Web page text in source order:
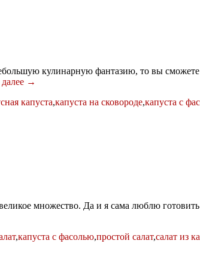
кулинарную фантазию, то вы
далее →
капуста,капуста на сковороде,капуста с
множество. Да и я сама люблю
,капуста с фасолью,простой салат,салат из